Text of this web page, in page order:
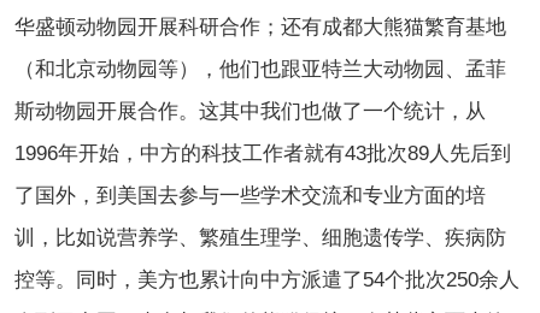
华盛顿动物园开展科研合作；还有成都大熊猫繁育基地
（和北京动物园等），他们也跟亚特兰大动物园、孟菲
斯动物园开展合作。这其中我们也做了一个统计，从
1996年开始，中方的科技工作者就有43批次89人先后到
了国外，到美国去参与一些学术交流和专业方面的培
训，比如说营养学、繁殖生理学、细胞遗传学、疾病防
控等。同时，美方也累计向中方派遣了54个批次250余人